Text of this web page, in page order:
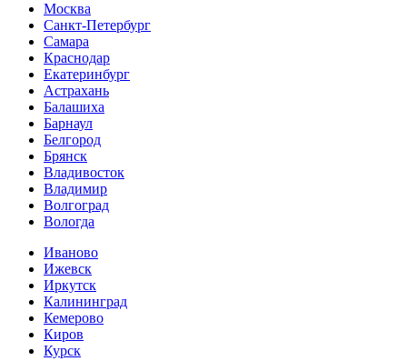
Москва
Санкт-Петербург
Самара
Краснодар
Екатеринбург
Астрахань
Балашиха
Барнаул
Белгород
Брянск
Владивосток
Владимир
Волгоград
Вологда
Иваново
Ижевск
Иркутск
Калининград
Кемерово
Киров
Курск